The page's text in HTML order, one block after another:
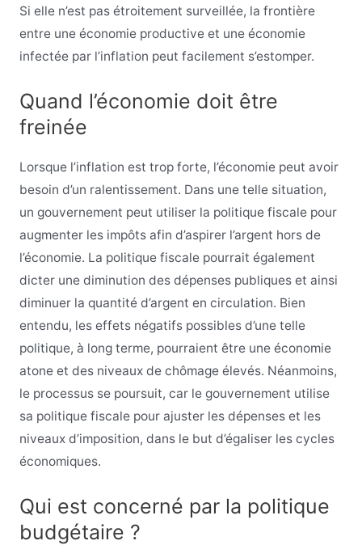
Si elle n’est pas étroitement surveillée, la frontière
entre une économie productive et une économie
infectée par l’inflation peut facilement s’estomper.
Quand l’économie doit être
freinée
Lorsque l’inflation est trop forte, l’économie peut avoir
besoin d’un ralentissement. Dans une telle situation,
un gouvernement peut utiliser la politique fiscale pour
augmenter les impôts afin d’aspirer l’argent hors de
l’économie. La politique fiscale pourrait également
dicter une diminution des dépenses publiques et ainsi
diminuer la quantité d’argent en circulation. Bien
entendu, les effets négatifs possibles d’une telle
politique, à long terme, pourraient être une économie
atone et des niveaux de chômage élevés. Néanmoins,
le processus se poursuit, car le gouvernement utilise
sa politique fiscale pour ajuster les dépenses et les
niveaux d’imposition, dans le but d’égaliser les cycles
économiques.
Qui est concerné par la politique
budgétaire ?